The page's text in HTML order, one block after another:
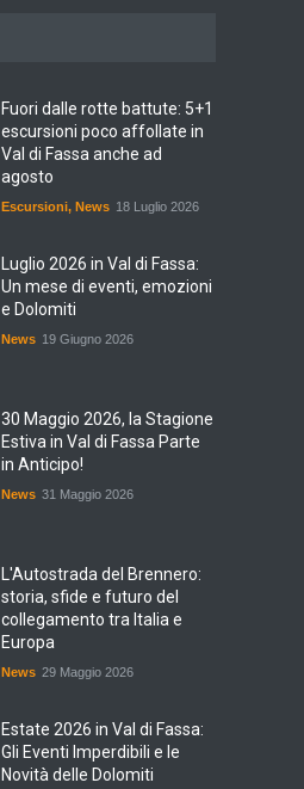
Fuori dalle rotte battute: 5+1
escursioni poco affollate in
Val di Fassa anche ad
agosto
Escursioni, News 18 Luglio 2026
Luglio 2026 in Val di Fassa:
Un mese di eventi, emozioni
e Dolomiti
News 19 Giugno 2026
30 Maggio 2026, la Stagione
Estiva in Val di Fassa Parte
in Anticipo!
News 31 Maggio 2026
L'Autostrada del Brennero:
storia, sfide e futuro del
collegamento tra Italia e
Europa
News 29 Maggio 2026
Estate 2026 in Val di Fassa:
Gli Eventi Imperdibili e le
Novità delle Dolomiti